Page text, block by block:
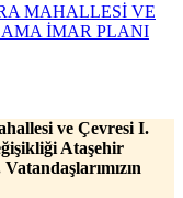
MAHALLESİ VE
İMAR PLANI
ve Çevresi I.
Ataşehir